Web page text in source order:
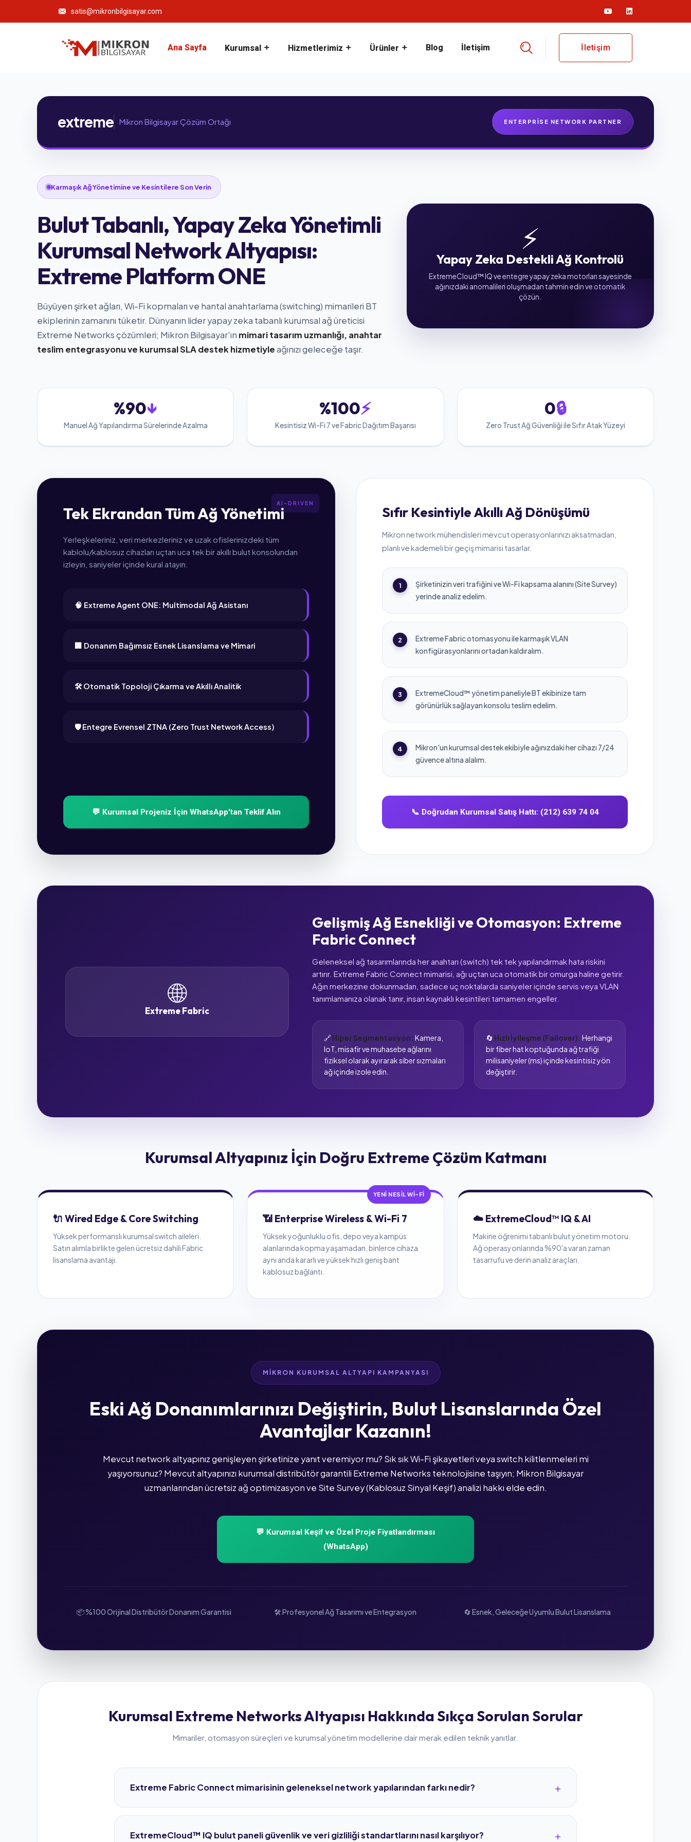
satis@mikronbilgisayar.com
Ana Sayfa Kurumsal Hizmetlerimiz Ürünler Blog İletişim İletişim
extreme Mikron Bilgisayar Çözüm Ortağı ENTERPRISE NETWORK PARTNER
Karmaşık Ağ Yönetimine ve Kesintilere Son Verin
Bulut Tabanlı, Yapay Zeka Yönetimli
Kurumsal Network Altyapısı:
Extreme Platform ONE
Büyüyen şirket ağları, Wi-Fi kopmaları ve hantal anahtarlama (switching) mimarileri BT
ekiplerinin zamanını tüketir. Dünyanın lider yapay zeka tabanlı kurumsal ağ üreticisi
Extreme Networks çözümleri; Mikron Bilgisayar'ın mimari tasarım uzmanlığı, anahtar
teslim entegrasyonu ve kurumsal SLA destek hizmetiyleağınızı geleceğe taşır.
⚡
Yapay Zeka Destekli Ağ Kontrolü
ExtremeCloud™ IQ ve entegre yapay zeka motorları sayesinde
ağınızdaki anomalileri oluşmadan tahmin edin ve otomatik
çözün.
%90↓
Manuel Ağ Yapılandırma Sürelerinde Azalma
%100⚡
Kesintisiz Wi-Fi 7 ve Fabric Dağıtım Başarısı
0🔒
Zero Trust Ağ Güvenliği ile Sıfır Atak Yüzeyi
Tek Ekrandan Tüm Ağ Yönetimi
Yerleşkeleriniz, veri merkezleriniz ve uzak ofislerinizdeki tüm
kablolu/kablosuz cihazları uçtan uca tek bir akıllı bulut konsolundan
izleyin, saniyeler içinde kural atayın.
🧠 Extreme Agent ONE: Multimodal Ağ Asistanı
🏢 Donanım Bağımsız Esnek Lisanslama ve Mimari
🛠️ Otomatik Topoloji Çıkarma ve Akıllı Analitik
🛡️ Entegre Evrensel ZTNA (Zero Trust Network Access)
💬 Kurumsal Projeniz İçin WhatsApp'tan Teklif Alın
Sıfır Kesintiyle Akıllı Ağ Dönüşümü
Mikron network mühendisleri mevcut operasyonlarınızı aksatmadan,
planlı ve kademeli bir geçiş mimarisi tasarlar.
1
Şirketinizin veri trafiğini ve Wi-Fi kapsama alanını (Site Survey)
yerinde analiz edelim.
2
Extreme Fabric otomasyonu ile karmaşık VLAN
konfigürasyonlarını ortadan kaldıralım.
3
ExtremeCloud™ yönetim paneliyle BT ekibinize tam
görünürlük sağlayan konsolu teslim edelim.
4
Mikron'un kurumsal destek ekibiyle ağınızdaki her cihazı 7/24
güvence altına alalım.
📞 Doğrudan Kurumsal Satış Hattı: (212) 639 74 04
🌐
Extreme Fabric
Gelişmiş Ağ Esnekliği ve Otomasyon: Extreme
Fabric Connect
Geleneksel ağ tasarımlarında her anahtarı (switch) tek tek yapılandırmak hata riskini
artırır. Extreme Fabric Connect mimarisi, ağı uçtan uca otomatik bir omurga haline getirir.
Ağın merkezine dokunmadan, sadece uç noktalarda saniyeler içinde servis veya VLAN
tanımlamanıza olanak tanır, insan kaynaklı kesintileri tamamen engeller.
🔗Hiper Segmentasyon: Kamera,
IoT, misafir ve muhasebe ağlarını
fiziksel olarak ayırarak siber sızmaları
ağ içinde izole edin.
🔄 Hızlı İyileşme (Failover): Herhangi
bir fiber hat koptuğunda ağ trafiği
milisaniyeler (ms) içinde kesintisiz yön
değiştirir.
Kurumsal Altyapınız İçin Doğru Extreme Çözüm Katmanı
🔌 Wired Edge & Core Switching
Yüksek performanslı kurumsal switch aileleri.
Satın alımla birlikte gelen ücretsiz dahili Fabric
lisanslama avantajı.
YENI NESIL WI-FI
📶 Enterprise Wireless & Wi-Fi 7
Yüksek yoğunluklu ofis, depo veya kampüs
alanlarında kopma yaşamadan, binlerce cihaza
aynı anda kararlı ve yüksek hızlı geniş bant
kablosuz bağlantı.
☁️ ExtremeCloud™ IQ & AI
Makine öğrenimi tabanlı bulut yönetim motoru.
Ağ operasyonlarında %90'a varan zaman
tasarrufu ve derin analiz araçları.
MIKRON KURUMSAL ALTYAPI KAMPANYASI
Eski Ağ Donanımlarınızı Değiştirin, Bulut Lisanslarında Özel
Avantajlar Kazanın!
Mevcut network altyapınız genişleyen şirketinize yanıt veremiyor mu? Sık sık Wi-Fi şikayetleri veya switch kilitlenmeleri mi
yaşıyorsunuz? Mevcut altyapınızı kurumsal distribütör garantili Extreme Networks teknolojisine taşıyın; Mikron Bilgisayar
uzmanlarından ücretsiz ağ optimizasyon ve Site Survey (Kablosuz Sinyal Keşif) analizi hakkı elde edin.
💬 Kurumsal Keşif ve Özel Proje Fiyatlandırması
(WhatsApp)
📦 %100 Orijinal Distribütör Donanım Garantisi 🛠️ Profesyonel Ağ Tasarımı ve Entegrasyon 🔄 Esnek, Geleceğe Uyumlu Bulut Lisanslama
Kurumsal Extreme Networks Altyapısı Hakkında Sıkça Sorulan Sorular
Mimariler, otomasyon süreçleri ve kurumsal yönetim modellerine dair merak edilen teknik yanıtlar.
Extreme Fabric Connect mimarisinin geleneksel network yapılarından farkı nedir?
Geleneksel network mimarilerinde (Spanning Tree, karmaşık VLAN yapılandırmaları vb.) ağa yeni bir cihaz veya servis eklemek
ExtremeCloud™ IQ bulut paneli güvenlik ve veri gizliliği standartlarını nasıl karşılıyor?